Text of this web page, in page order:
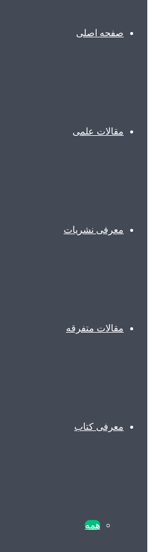
صفحه اصلی
مقالات علمی
معرفی نشریات
مقالات متفرقه
معرفی کتاب
همه